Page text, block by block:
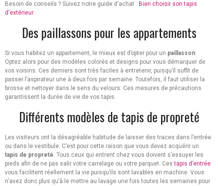
Besoin de conseils ? Suivez notre guide d'achat : Bien choisir son tapis
d'extérieur
Des paillassons pour les appartements
Si vous habitez un appartement, le mieux est d’opter pour un paillasson.
Optez alors pour des modèles colorés et designs pour vous démarquer de
vos voisins. Ces derniers sont très faciles à entretenir, puisqu’il suffit de
passer l’aspirateur une à deux fois par semaine. Toutefois, il faut utiliser la
brosse et nettoyer dans le sens du velours. Ces mesures de précautions
garantissent la durée de vie de vos tapis.
Différents modèles de tapis de propreté
Les visiteurs ont la désagréable habitude de laisser des traces dans l’entrée
ou dans le vestibule. C’est pour cette raison que vous devez acquérir un
tapis de propreté. Tous ceux qui entrent chez vous doivent s’essuyer les
pieds afin de ne pas salir votre carrelage ou votre parquet. Cestapis d’entrée
vous facilitent réellement la vie puisqu’ils sont lavables en machine. Vous
n’avez donc plus qu’à le mettre au lavage une fois toutes les semaines pour